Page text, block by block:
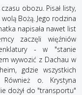
obozu. Pisał listy,
Bożą. Jego rodzina
napisała nawet list
zaczęli więźniów
- w "stanie
wywozić z Dachau w
gdzie wszystkich
o. Krystyna
dożył do "transportu"